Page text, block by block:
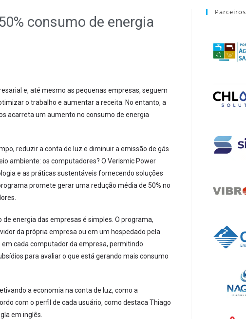
consumo de energia
e, até mesmo as pequenas empresas, seguem
o trabalho e aumentar a receita. No entanto, a
acarreta um aumento no consumo de energia
reduzir a conta de luz e diminuir a emissão de gás
ambiente: os computadores? O Verismic Power
e as práticas sustentáveis fornecendo soluções
promete gerar uma redução média de 50% no
energia das empresas é simples. O programa,
da própria empresa ou em um hospedado pela
em cada computador da empresa, permitindo
para avaliar o que está gerando mais consumo
a economia na conta de luz, como a
com o perfil de cada usuário, como destaca Thiago
em inglês.
Parceiros